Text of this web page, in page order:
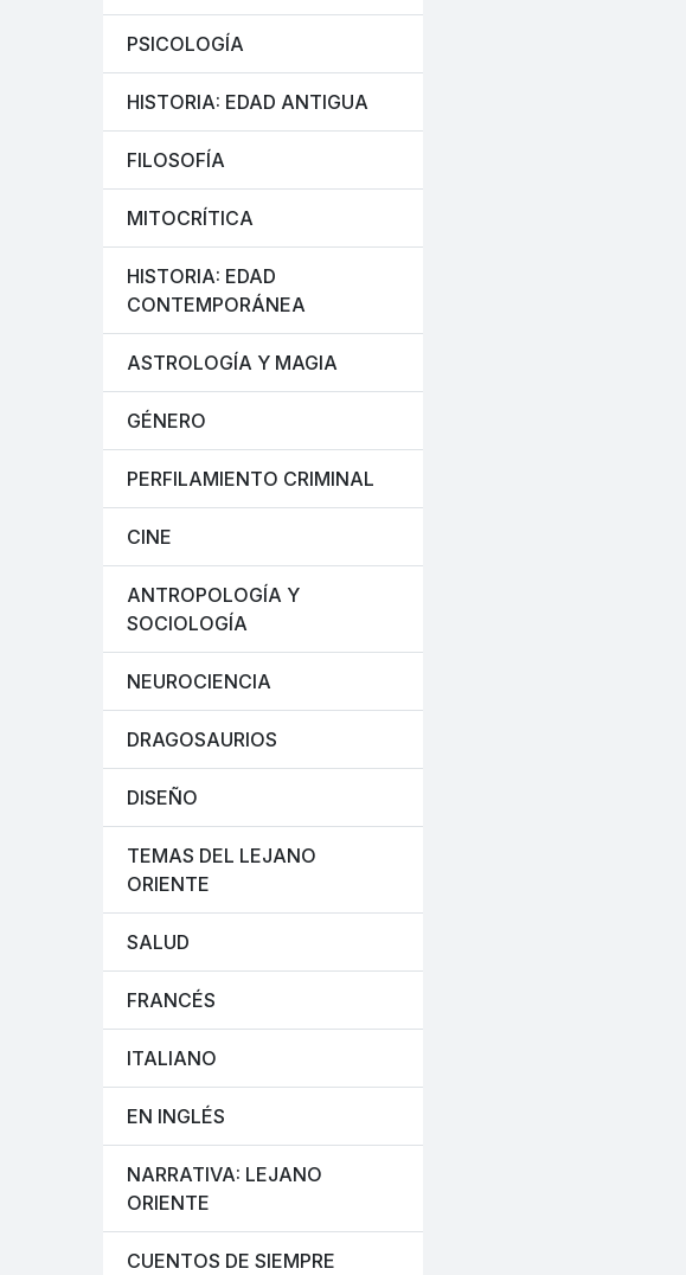
PSICOLOGÍA
HISTORIA: EDAD ANTIGUA
FILOSOFÍA
MITOCRÍTICA
HISTORIA: EDAD
CONTEMPORÁNEA
ASTROLOGÍA Y MAGIA
GÉNERO
PERFILAMIENTO CRIMINAL
CINE
ANTROPOLOGÍA Y
SOCIOLOGÍA
NEUROCIENCIA
DRAGOSAURIOS
DISEÑO
TEMAS DEL LEJANO
ORIENTE
SALUD
FRANCÉS
ITALIANO
EN INGLÉS
NARRATIVA: LEJANO
ORIENTE
CUENTOS DE SIEMPRE